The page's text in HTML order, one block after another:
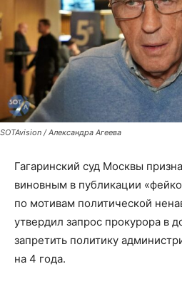
SOTAvision / Александра Агеева
Гагаринский суд Москвы
виновным в публикации
по мотивам политической
утвердил запрос прокурора в
запретить политику
на 4 года.